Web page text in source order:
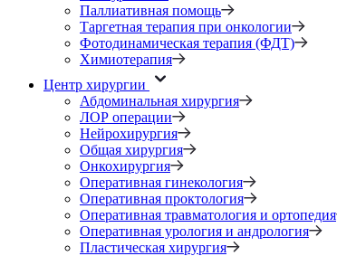
Паллиативная помощь
Таргетная терапия при онкологии
Фотодинамическая терапия (ФДТ)
Химиотерапия
Центр хирургии
Абдоминальная хирургия
ЛОР операции
Нейрохирургия
Общая хирургия
Онкохирургия
Оперативная гинекология
Оперативная проктология
Оперативная травматология и ортопедия
Оперативная урология и андрология
Пластическая хирургия